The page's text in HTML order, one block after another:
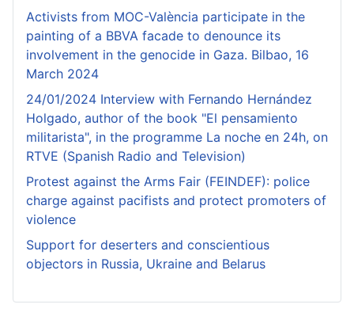
Activists from MOC-València participate in the
painting of a BBVA facade to denounce its
involvement in the genocide in Gaza. Bilbao, 16
March 2024
24/01/2024 Interview with Fernando Hernández
Holgado, author of the book "El pensamiento
militarista", in the programme La noche en 24h, on
RTVE (Spanish Radio and Television)
Protest against the Arms Fair (FEINDEF): police
charge against pacifists and protect promoters of
violence
Support for deserters and conscientious
objectors in Russia, Ukraine and Belarus